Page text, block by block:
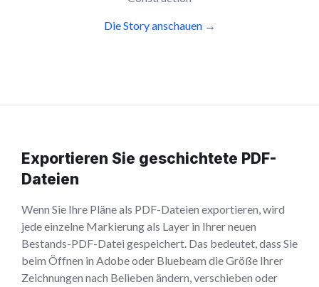
Die Story anschauen →
Exportieren Sie geschichtete PDF-
Dateien
Wenn Sie Ihre Pläne als PDF-Dateien exportieren, wird
jede einzelne Markierung als Layer in Ihrer neuen
Bestands-PDF-Datei gespeichert. Das bedeutet, dass Sie
beim Öffnen in Adobe oder Bluebeam die Größe Ihrer
Zeichnungen nach Belieben ändern, verschieben oder